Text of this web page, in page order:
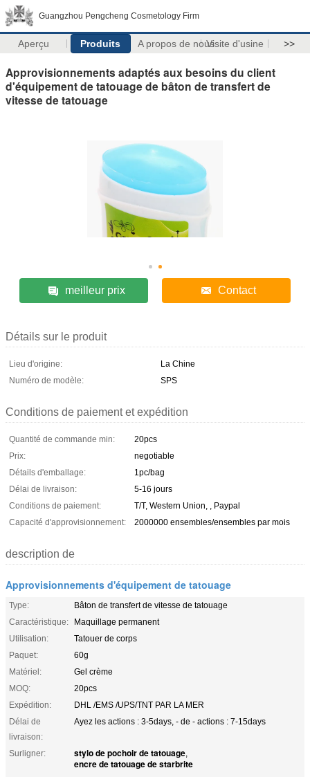
Guangzhou Pengcheng Cosmetology Firm
Aperçu Produits A propos de nousVisite d'usine >>
Approvisionnements adaptés aux besoins du client
d'équipement de tatouage de bâton de transfert de
vitesse de tatouage
meilleur prix Contact
Détails sur le produit
Lieu d'origine:
La Chine
Numéro de modèle:
SPS
Conditions de paiement et expédition
Quantité de commande min:
20pcs
Prix:
negotiable
Détails d'emballage:
1pc/bag
Délai de livraison:
5-16 jours
Conditions de paiement:
T/T, Western Union, , Paypal
Capacité d'approvisionnement:
2000000 ensembles/ensembles par mois
description de
Approvisionnements d'équipement de tatouage
Type:
Bâton de transfert de vitesse de tatouage
Caractéristique:
Maquillage permanent
Utilisation:
Tatouer de corps
Paquet:
60g
Matériel:
Gel crème
MOQ:
20pcs
Expédition:
DHL /EMS /UPS/TNT PAR LA MER
Délai de
livraison:
Ayez les actions : 3-5days, - de - actions : 7-15days
Surligner: stylo de pochoir de tatouage,
encre de tatouage de starbrite